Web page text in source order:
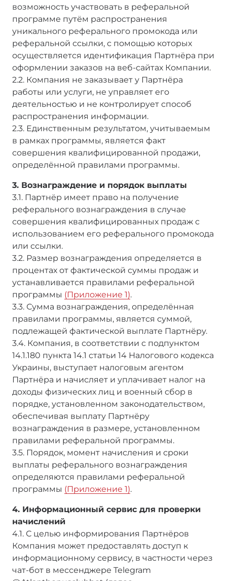
возможность участвовать в реферальной
программе путём распространения
уникального реферального промокода или
реферальной ссылки, с помощью которых
осуществляется идентификация Партнёра при
оформлении заказов на веб-сайтах Компании.
2.2. Компания не заказывает у Партнёра
работы или услуги, не управляет его
деятельностью и не контролирует способ
распространения информации.
2.3. Единственным результатом, учитываемым
в рамках программы, является факт
совершения квалифицированной продажи,
определённой правилами программы.
3. Вознаграждение и порядок выплаты
3.1. Партнёр имеет право на получение
реферального вознаграждения в случае
совершения квалифицированных продаж с
использованием его реферального промокода
или ссылки.
3.2. Размер вознаграждения определяется в
процентах от фактической суммы продаж и
устанавливается правилами реферальной
программы (Приложение 1).
3.3. Сумма вознаграждения, определённая
правилами программы, является суммой,
подлежащей фактической выплате Партнёру.
3.4. Компания, в соответствии с подпунктом
14.1.180 пункта 14.1 статьи 14 Налогового кодекса
Украины, выступает налоговым агентом
Партнёра и начисляет и уплачивает налог на
доходы физических лиц и военный сбор в
порядке, установленном законодательством,
обеспечивая выплату Партнёру
вознаграждения в размере, установленном
правилами реферальной программы.
3.5. Порядок, момент начисления и сроки
выплаты реферального вознаграждения
определяются правилами реферальной
программы (Приложение 1).
4. Информационный сервис для проверки
начислений
4.1. С целью информирования Партнёров
Компания может предоставлять доступ к
информационному сервису, в частности через
чат-бот в мессенджере Telegram